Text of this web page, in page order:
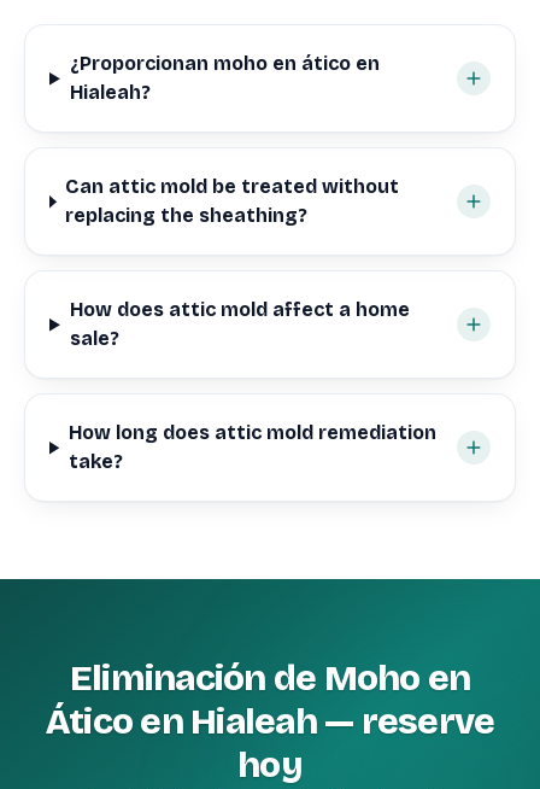
¿Proporcionan moho en ático en
Hialeah?
Can attic mold be treated without
replacing the sheathing?
How does attic mold affect a home
sale?
How long does attic mold remediation
take?
Eliminación de Moho en
Ático en Hialeah — reserve
hoy